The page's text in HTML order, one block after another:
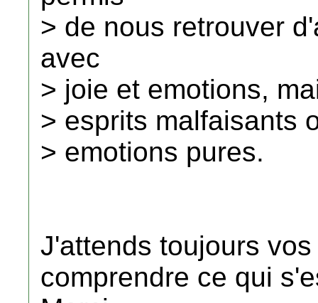
> de nous retrouver
avec
> joie et emotions,
> esprits malfaisants
> emotions pures.
J'attends toujours
comprendre ce qui